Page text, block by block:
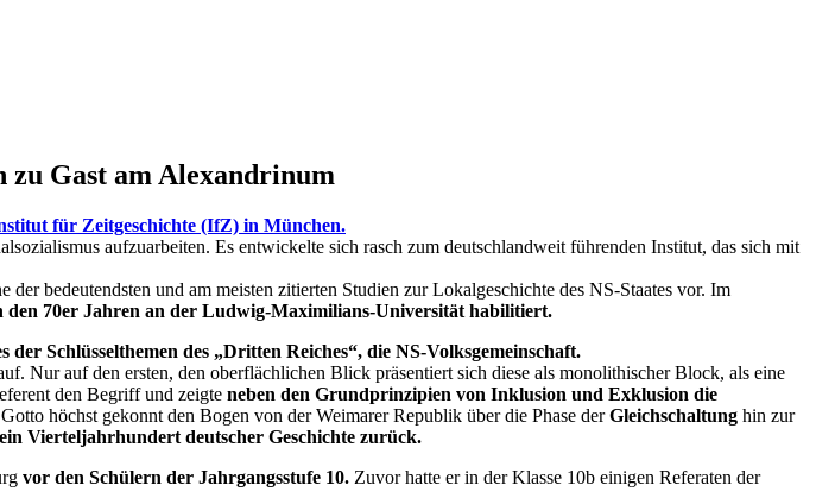
Gast am Alexandrinum
für Zeitgeschichte (IfZ) in München.
aufzuarbeiten. Es entwickelte sich rasch zum deutschlandweit führenden Institut, das sich mit
der bedeutendsten und am meisten zitierten Studien zur Lokalgeschichte des NS-Staates vor. Im
den 70er Jahren an der Ludwig-Maximilians-Universität habilitiert.
der Schlüsselthemen des „Dritten Reiches“, die NS-Volksgemeinschaft.
Nur auf den ersten, den oberflächlichen Blick präsentiert sich diese als monolithischer Block, als eine
den Begriff und zeigte neben den Grundprinzipien von Inklusion und Exklusion die
höchst gekonnt den Bogen von der Weimarer Republik über die Phase derGleichschaltung hin zur
Vierteljahrhundert deutscher Geschichte zurück.
vor den Schülern der Jahrgangsstufe 10. Zuvor hatte er in der Klasse 10b einigen Referaten der